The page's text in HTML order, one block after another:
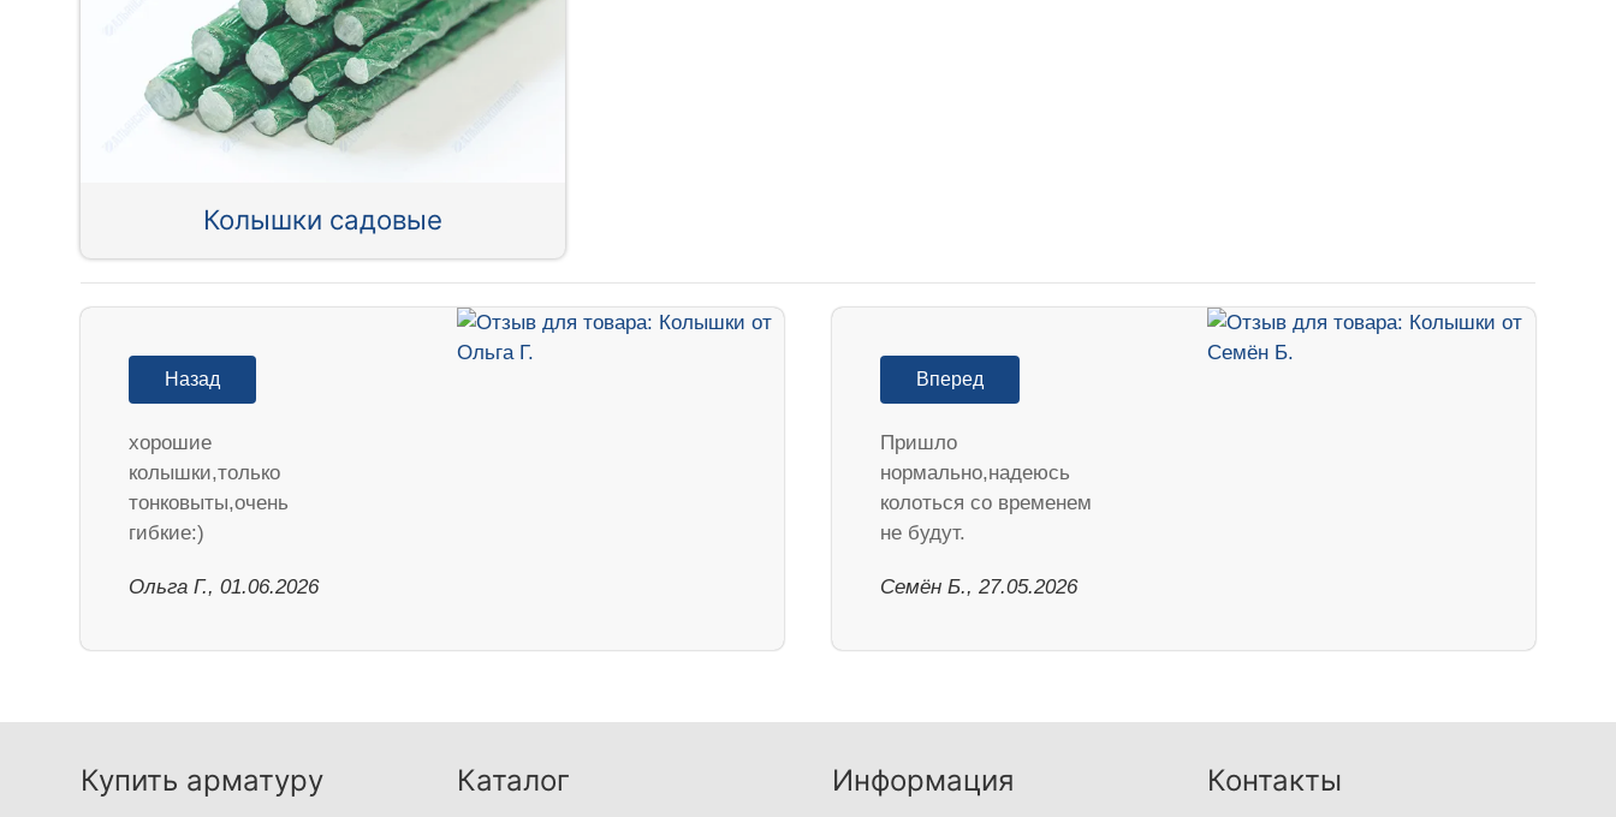
Колышки садовые
Назад
хорошие
колышки,только
тонковыты,очень
гибкие:)
Ольга Г., 01.06.2026
Вперед
Пришло
нормально,надеюсь
колоться со временем
не будут.
Семён Б., 27.05.2026
Купить арматуру Каталог Информация Контакты